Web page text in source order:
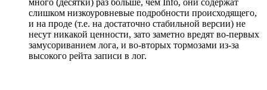
слишком низкоуровневые подробности происходящего,
и на проде (т.е. на достаточно стабильной версии) не
несут никакой ценности, зато заметно вредят во-первых
замусориванием лога, и во-вторых тормозами из-за
высокого рейта записи в лог.